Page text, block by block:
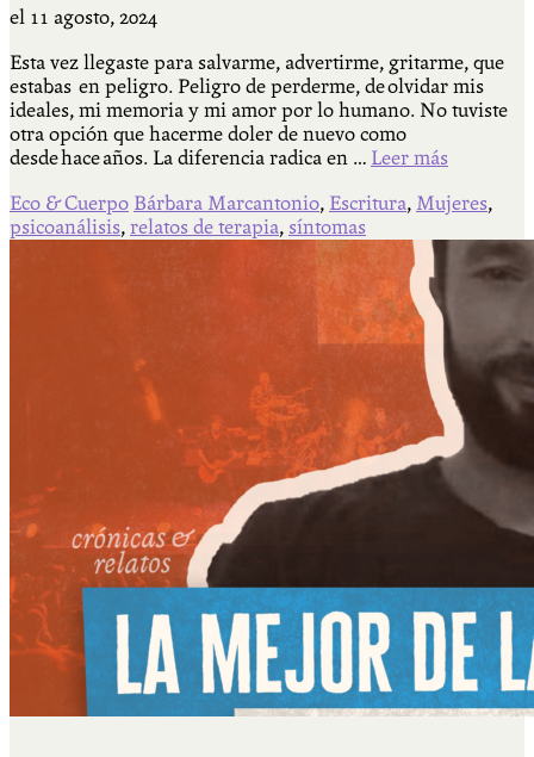
el 11 agosto, 2024
Esta vez llegaste para salvarme, advertirme, gritarme, que
estabas en peligro. Peligro de perderme, de olvidar mis
ideales, mi memoria y mi amor por lo humano. No tuviste
otra opción que hacerme doler de nuevo como
desde hace años. La diferencia radica en … Leer más
Eco & Cuerpo Bárbara Marcantonio, Escritura, Mujeres,
psicoanálisis, relatos de terapia, síntomas